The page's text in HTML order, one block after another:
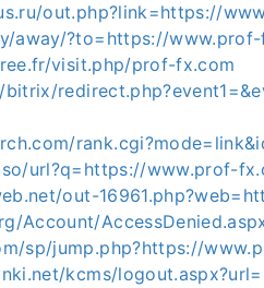
out.php?link=https://
away/?to=https://
visit.php/prof-fx.com
url?q=https://www.prof-
out-
Account/
sp/jump.php?https://
kcms/